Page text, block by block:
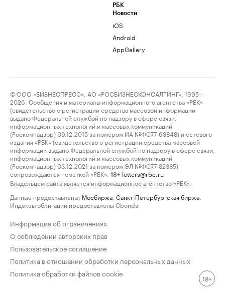
РБК
Новости
iOS
Android
AppGallery
© ООО «БИЗНЕСПРЕСС», АО «РОСБИЗНЕСКОНСАЛТИНГ», 1995–
2026. Сообщения и материалы информационного агентства «РБК»
(свидетельство о регистрации средства массовой информации
выдано Федеральной службой по надзору в сфере связи,
информационных технологий и массовых коммуникаций
(Роскомнадзор) 09.12.2015 за номером ИА №ФС77-63848) и сетевого
издания «РБК» (свидетельство о регистрации средства массовой
информации выдано Федеральной службой по надзору в сфере связи,
информационных технологий и массовых коммуникаций
(Роскомнадзор) 03.12.2021 за номером ЭЛ №ФС77-82385)
сопровождаются пометкой «РБК».
18+ letters@rbc.ru
Владельцем сайта является информационное агентство «РБК».
Данные предоставлены: Мосбиржа Санкт-Петербургская биржа
Индексы облигаций предоставлены Cbonds.
Информация об ограничениях
О соблюдении авторских прав
Пользовательское соглашение
Политика в отношении обработки персональных данных
Политика обработки файлов cookie
18+